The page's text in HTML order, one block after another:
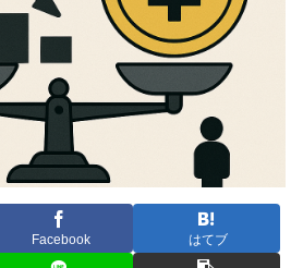
Facebook はてブ